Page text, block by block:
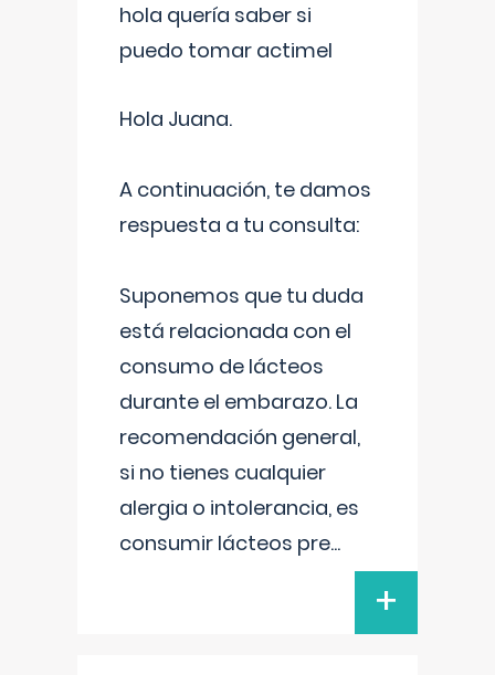
hola quería saber si
puedo tomar actimel
Hola Juana.
A continuación, te damos
respuesta a tu consulta:
Suponemos que tu duda
está relacionada con el
consumo de lácteos
durante el embarazo. La
recomendación general,
si no tienes cualquier
alergia o intolerancia, es
consumir lácteos pre...
+